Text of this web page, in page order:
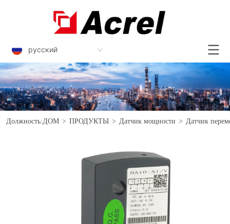
русский
Должность:ДОМ > ПРОДУКТЫ > Датчик мощности > Датчик